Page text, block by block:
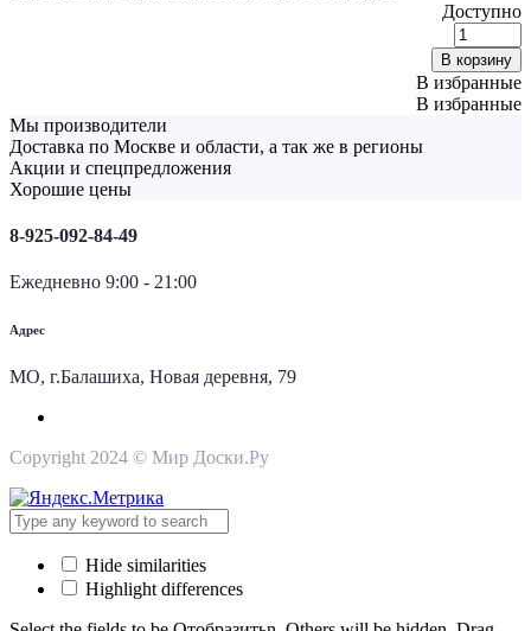
Доступно
В корзину
В избранные
В избранные
Мы производители
Доставка по Москве и области, а так же в регионы
Акции и спецпредложения
Хорошие цены
8-925-092-84-49
Ежедневно 9:00 - 21:00
Адрес
МО, г.Балашиха, Новая деревня, 79
Copyright 2024 © Мир Доски.Ру
Hide similarities
Highlight differences